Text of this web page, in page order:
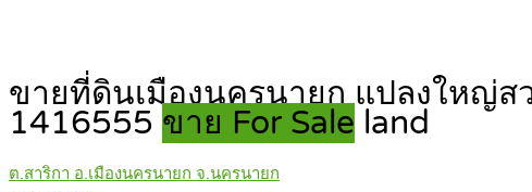
ขายที่ดินเมืองนครนายก แปลงใหญ่ส
1416555 ขาย For Sale land
ต.สาริกา อ.เมืองนครนายก จ.นครนายก